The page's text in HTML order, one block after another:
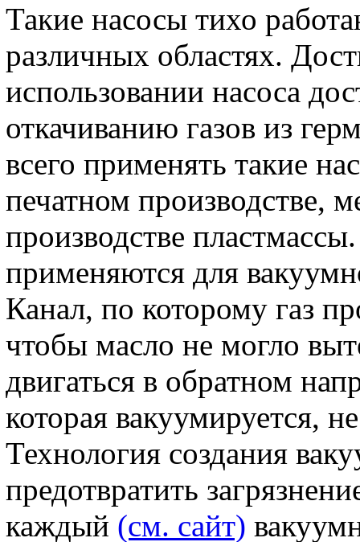
Такие насосы тихо
различных областях.
использовании насоса
откачиванию газов из
всего применять такие
печатном производстве,
производстве
применяются для
Канал, по которому газ
чтобы масло не могло
двигаться в обратном
которая вакуумируется,
Технология создания
предотвратить
каждый (см. сайт)